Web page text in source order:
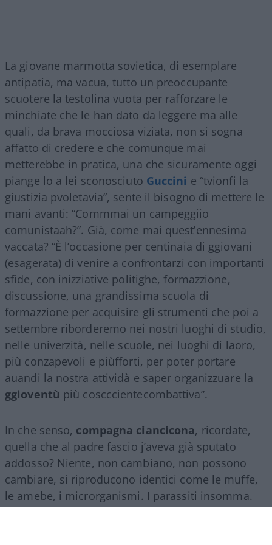
La giovane marmotta sovietica, di esemplare
antipatia, ma vacua, tutto un preoccupante
scuotere la testolina vuota per rafforzare le
minchiate che le han dato da leggere ma alle
quali, da brava mocciosa viziata, non si sogna
affatto di credere e che comunque mai
metterebbe in pratica, una che sicuramente oggi
piange lo a lei sconosciuto Guccini e “tvionfi la
giustizia pvoletavia”, sente il bisogno di mettere le
mani avanti: “Commmai un campeggiio
comunistaah?”. Già, come mai quest’ennesima
vaccata? “È l’occasione per centinaia di ggiovani
(esagerata) di venire a confrontarzi con importanti
sfide, con inizziative politighe, formazzione,
discussione, una grandissima scuola di
formazzione per acquisire gli strumenti che poi a
settembre riborderemo nei nostri luoghi di studio,
nelle univerzità, nelle scuole, nei luoghi di laoro,
più conzapevoli e piùfforti, per poter portare
auandi la nostra attividà e saper organizzuare la
ggioventù più coscccientecombattiva”.
In che senso, compagna ciancicona, ricordate,
quella che al padre fascio j’aveva già sputato
addosso? Niente, non cambiano, non possono
cambiare, si riproducono identici come le muffe,
le amebe, i microrganismi. I parassiti insomma.